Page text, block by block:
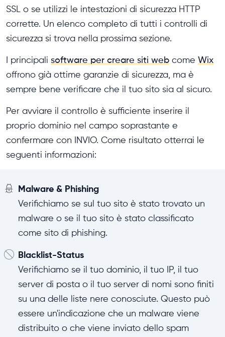
SSL o se utilizzi le intestazioni di sicurezza HTTP
corrette. Un elenco completo di tutti i controlli di
sicurezza si trova nella prossima sezione.
I principali software per creare siti web come Wix
offrono già ottime garanzie di sicurezza, ma è
sempre bene verificare che il tuo sito sia al sicuro.
Per avviare il controllo è sufficiente inserire il
proprio dominio nel campo soprastante e
confermare con INVIO. Come risultato otterrai le
seguenti informazioni:
Malware & Phishing
Verifichiamo se sul tuo sito è stato trovato un
malware o se il tuo sito è stato classificato
come sito di phishing.
Blacklist-Status
Verifichiamo se il tuo dominio, il tuo IP, il tuo
server di posta o il tuo server di nomi sono finiti
su una delle liste nere conosciute. Questo può
essere un'indicazione che un malware viene
distribuito o che viene inviato dello spam